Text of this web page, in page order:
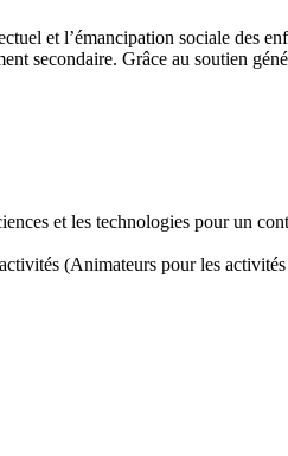
et l’émancipation sociale des
secondaire. Grâce au soutien
et les technologies pour un
(Animateurs pour les